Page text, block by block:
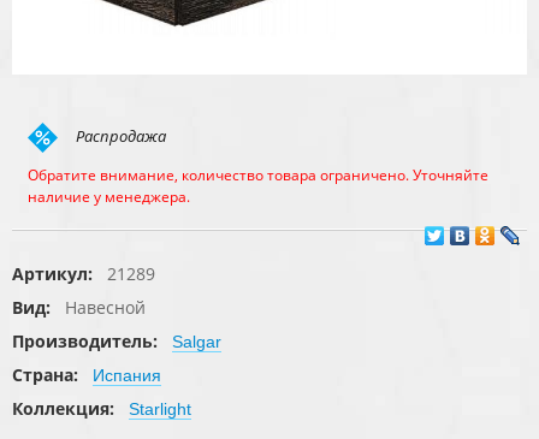
Распродажа
Обратите внимание, количество товара ограничено. Уточняйте
наличие у менеджера.
Артикул:
21289
Вид:
Навесной
Производитель:
Salgar
Страна: Испания
Коллекция: Starlight